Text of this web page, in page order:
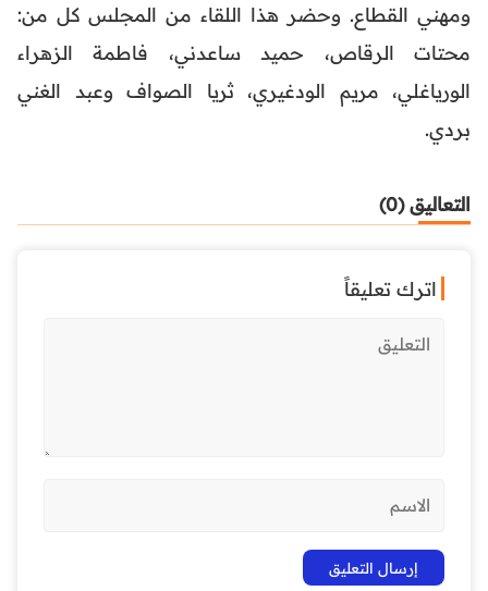
ومهني القطاع. وحضر هذا اللقاء من المجلس كل من:
محتات الرقاص، حميد ساعدني، فاطمة الزهراء
الورياغلي، مريم الودغيري، ثريا الصواف وعبد الغني
بردي.
التعاليق (0)
اترك تعليقاً